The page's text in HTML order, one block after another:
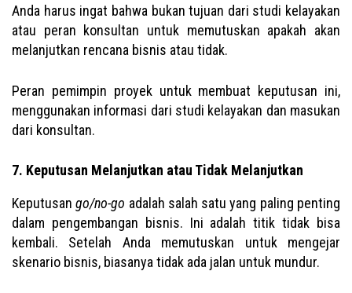
Anda harus ingat bahwa bukan tujuan dari studi kelayakan
atau peran konsultan untuk memutuskan apakah akan
melanjutkan rencana bisnis atau tidak.
Peran pemimpin proyek untuk membuat keputusan ini,
menggunakan informasi dari studi kelayakan dan masukan
dari konsultan.
7. Keputusan Melanjutkan atau Tidak Melanjutkan
Keputusango/no-go adalah salah satu yang paling penting
dalam pengembangan bisnis. Ini adalah titik tidak bisa
kembali. Setelah Anda memutuskan untuk mengejar
skenario bisnis, biasanya tidak ada jalan untuk mundur.